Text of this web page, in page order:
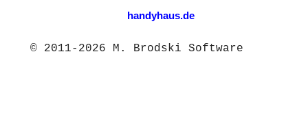
handyhaus.de
© 2011-2026 M. Brodski Software